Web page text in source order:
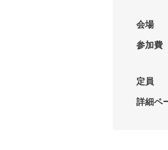
会場
参加費
定員
詳細ペ